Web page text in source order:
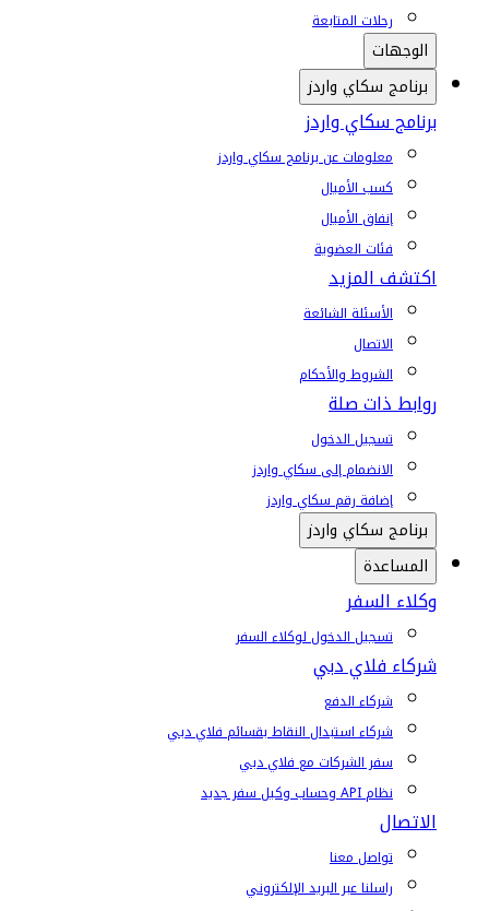
رحلات المتابعة
الوجهات
برنامج سكاي واردز
برنامج سكاي واردز
معلومات عن برنامج سكاي واردز
كسب الأميال
إنفاق الأميال
فئات العضوية
اكتشف المزيد
الأسئلة الشائعة
الاتصال
الشروط والأحكام
روابط ذات صلة
تسجيل الدخول
الانضمام إلى سكاي واردز
إضافة رقم سكاي واردز
برنامج سكاي واردز
المساعدة
وكلاء السفر
تسجيل الدخول لوكلاء السفر
شركاء فلاي دبي
شركاء الدفع
شركاء استبدال النقاط بقسائم فلاي دبي
سفر الشركات مع فلاي دبي
نظام API وحساب وكيل سفر جديد
الاتصال
تواصل معنا
راسلنا عبر البريد الإلكتروني